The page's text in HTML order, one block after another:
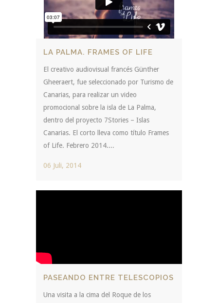
LA PALMA. FRAMES OF LIFE
El creativo audiovisual francés Günther
Gheeraert, fue seleccionado por Turismo de
Canarias, para realizar un video
promocional sobre la isla de La Palma,
dentro del proyecto 7Stories – Islas
Canarias. El corto lleva como título Frames
of Life. Febrero 2014....
06 Juli, 2014
PASEANDO ENTRE TELESCOPIOS
Una visita a la cima del Roque de los